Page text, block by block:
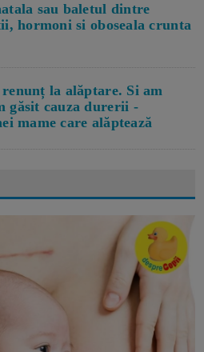
sau baletul dintre
hormoni si oboseala crunta
la alăptare. Si am
găsit cauza durerii -
mame care alăptează